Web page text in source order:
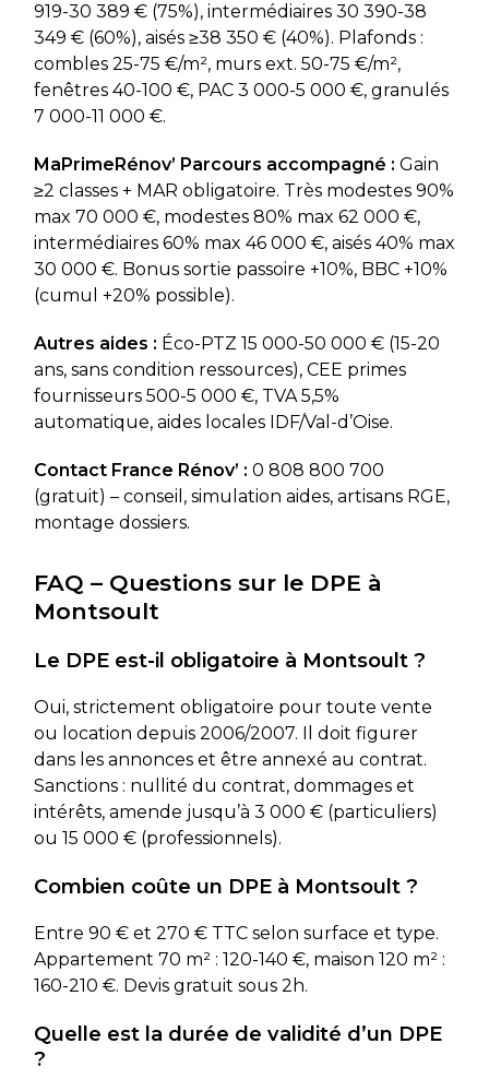
919-30 389 € (75%), intermédiaires 30 390-38
349 € (60%), aisés ≥38 350 € (40%). Plafonds :
combles 25-75 €/m², murs ext. 50-75 €/m²,
fenêtres 40-100 €, PAC 3 000-5 000 €, granulés
7 000-11 000 €.
MaPrimeRénov’ Parcours accompagné : Gain
≥2 classes + MAR obligatoire. Très modestes 90%
max 70 000 €, modestes 80% max 62 000 €,
intermédiaires 60% max 46 000 €, aisés 40% max
30 000 €. Bonus sortie passoire +10%, BBC +10%
(cumul +20% possible).
Autres aides : Éco-PTZ 15 000-50 000 € (15-20
ans, sans condition ressources), CEE primes
fournisseurs 500-5 000 €, TVA 5,5%
automatique, aides locales IDF/Val-d’Oise.
Contact France Rénov’ : 0 808 800 700
(gratuit) – conseil, simulation aides, artisans RGE,
montage dossiers.
FAQ – Questions sur le DPE à
Montsoult
Le DPE est-il obligatoire à Montsoult ?
Oui, strictement obligatoire pour toute vente
ou location depuis 2006/2007. Il doit figurer
dans les annonces et être annexé au contrat.
Sanctions : nullité du contrat, dommages et
intérêts, amende jusqu’à 3 000 € (particuliers)
ou 15 000 € (professionnels).
Combien coûte un DPE à Montsoult ?
Entre 90 € et 270 € TTC selon surface et type.
Appartement 70 m² : 120-140 €, maison 120 m² :
160-210 €. Devis gratuit sous 2h.
Quelle est la durée de validité d’un DPE
?